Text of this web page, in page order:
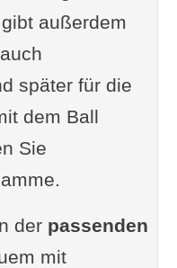
außerdem
später für die
dem Ball
Sie
derpassenden
mit